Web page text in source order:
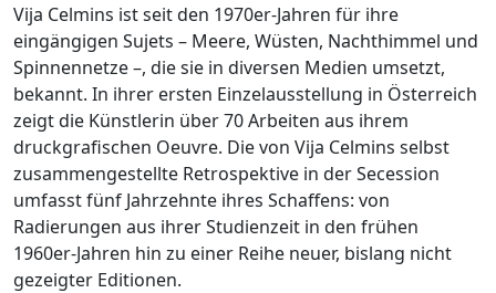
Vija Celmins ist seit den 1970er-Jahren für ihre
eingängigen Sujets – Meere, Wüsten, Nachthimmel und
Spinnennetze –, die sie in diversen Medien umsetzt,
bekannt. In ihrer ersten Einzelausstellung in Österreich
zeigt die Künstlerin über 70 Arbeiten aus ihrem
druckgrafischen Oeuvre. Die von Vija Celmins selbst
zusammengestellte Retrospektive in der Secession
umfasst fünf Jahrzehnte ihres Schaffens: von
Radierungen aus ihrer Studienzeit in den frühen
1960er-Jahren hin zu einer Reihe neuer, bislang nicht
gezeigter Editionen.